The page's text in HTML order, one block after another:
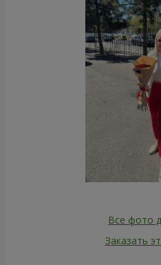
Все фото
Заказать